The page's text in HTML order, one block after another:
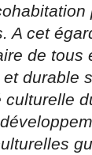
A cet
de
durable
culturelle